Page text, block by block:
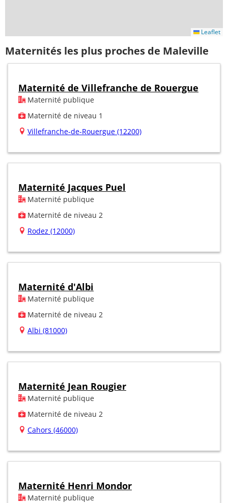
Leaflet
Maternités les plus proches de Maleville
Maternité de Villefranche de Rouergue
Maternité publique
Maternité de niveau 1
Villefranche-de-Rouergue (12200)
Maternité Jacques Puel
Maternité publique
Maternité de niveau 2
Rodez (12000)
Maternité d'Albi
Maternité publique
Maternité de niveau 2
Albi (81000)
Maternité Jean Rougier
Maternité publique
Maternité de niveau 2
Cahors (46000)
Maternité Henri Mondor
Maternité publique